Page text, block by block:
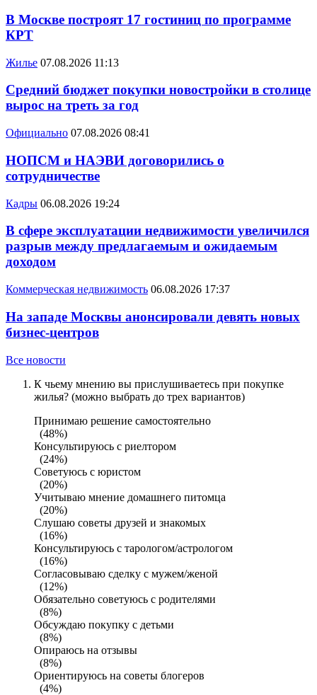
В Москве построят 17 гостиниц по программе
КРТ
Жилье 07.08.2026 11:13
Средний бюджет покупки новостройки в столице
вырос на треть за год
Официально 07.08.2026 08:41
НОПСМ и НАЭВИ договорились о
сотрудничестве
Кадры 06.08.2026 19:24
В сфере эксплуатации недвижимости увеличился
разрыв между предлагаемым и ожидаемым
доходом
Коммерческая недвижимость 06.08.2026 17:37
На западе Москвы анонсировали девять новых
бизнес-центров
Все новости
К чьему мнению вы прислушиваетесь при покупке
жилья? (можно выбрать до трех вариантов)
Принимаю решение самостоятельно
(48%)
Консультируюсь с риелтором
(24%)
Советуюсь с юристом
(20%)
Учитываю мнение домашнего питомца
(20%)
Слушаю советы друзей и знакомых
(16%)
Консультируюсь с тарологом/астрологом
(16%)
Согласовываю сделку с мужем/женой
(12%)
Обязательно советуюсь с родителями
(8%)
Обсуждаю покупку с детьми
(8%)
Опираюсь на отзывы
(8%)
Ориентируюсь на советы блогеров
(4%)